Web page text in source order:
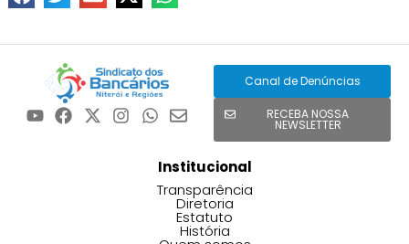
Canal de Denúncias
RECEBA NOSSA
NEWSLETTER
Institucional
Transparência
Diretoria
Estatuto
História